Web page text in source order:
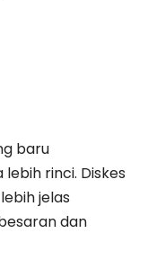
baru
rinci. Diskes
jelas
dan